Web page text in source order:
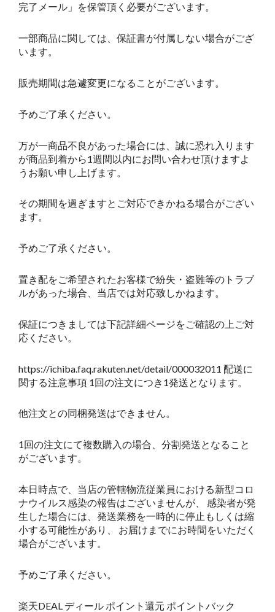
完了メール」を保管頂く必要がございます。
一部商品に関しては、保証書が付属しない場合がござ
います。
販売期間は急遽変更になることがございます。
予めご了承ください。
万が一商品不良があった場合には、誠に恐れ入ります
が商品到着から1週間以内にお問い合わせ頂けますよ
うお願い申し上げます。
その期間を過ぎますとご対応できかねる場合がござい
ます。
予めご了承ください。
置き配をご希望されたお客様で紛失・盗難等のトラブ
ルがあった場合、当店では対応致しかねます。
保証につきましては下記詳細ページをご確認の上ご対
応ください。
https://ichiba.faq.rakuten.net/detail/000032011 配送に
関する注意事項 1回の注文につき1発送となります。
他注文との同梱発送はできません。
1回の注文にて複数購入の場合、分割発送となること
がございます。
本日時点で、当店の管轄物流従業員における新型コロ
ナウイルス感染の報告はございませんが、 感染者が発
生した場合には、発送業務を一時的に停止もしくは縮
小する可能性があり、 お届けまでにお時間をいただく
場合がございます。
予めご了承ください。
楽天DEAL ディール ポイント還元 ポイントバック